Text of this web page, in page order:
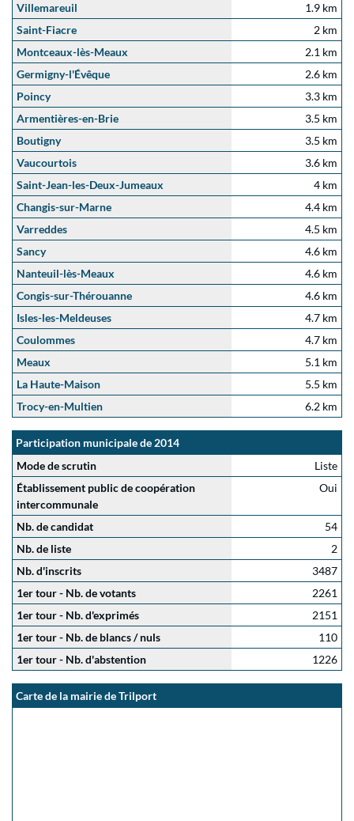
Villemareuil
1.9 km
Saint-Fiacre
2 km
Montceaux-lès-Meaux
2.1 km
Germigny-l'Évêque
2.6 km
Poincy
3.3 km
Armentières-en-Brie
3.5 km
Boutigny
3.5 km
Vaucourtois
3.6 km
Saint-Jean-les-Deux-Jumeaux
4 km
Changis-sur-Marne
4.4 km
Varreddes
4.5 km
Sancy
4.6 km
Nanteuil-lès-Meaux
4.6 km
Congis-sur-Thérouanne
4.6 km
Isles-les-Meldeuses
4.7 km
Coulommes
4.7 km
Meaux
5.1 km
La Haute-Maison
5.5 km
Trocy-en-Multien
6.2 km
Participation municipale de 2014
Mode de scrutin
Liste
Établissement public de coopération
intercommunale
Oui
Nb. de candidat
54
Nb. de liste
2
Nb. d'inscrits
3487
1er tour - Nb. de votants
2261
1er tour - Nb. d'exprimés
2151
1er tour - Nb. de blancs / nuls
110
1er tour - Nb. d'abstention
1226
Carte de la mairie de Trilport